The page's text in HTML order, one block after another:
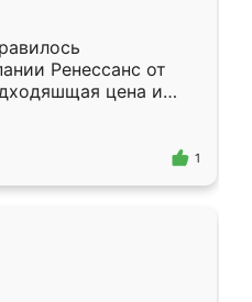
Ренессанс от
цена и
Приехавший
Владислав
самый
1